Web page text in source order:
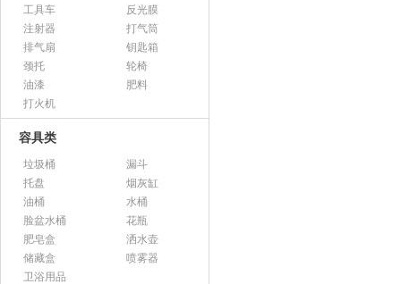
工具车
反光膜
注射器
打气筒
排气扇
钥匙箱
颈托
轮椅
油漆
肥料
打火机
容具类
垃圾桶
漏斗
托盘
烟灰缸
油桶
水桶
脸盆水桶
花瓶
肥皂盒
洒水壶
储藏盒
喷雾器
卫浴用品